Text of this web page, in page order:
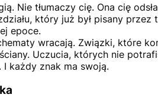
Nie tłumaczy cię. Ona cię
który już był pisany
epoce.
wracają. Związki, które
Uczucia, których nie
każdy znak ma swoją.